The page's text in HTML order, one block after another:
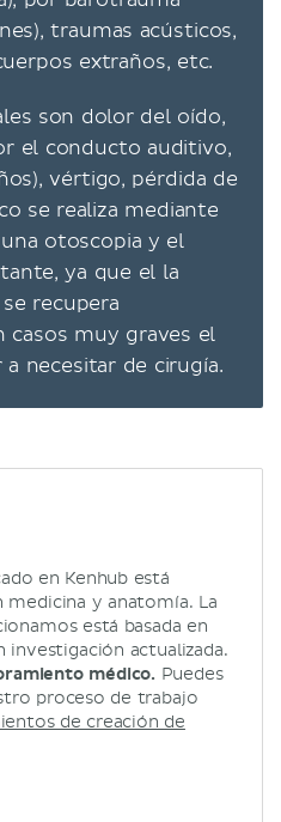
traumas acústicos,
extraños, etc.
son dolor del oído,
el conducto auditivo,
vértigo, pérdida de
se realiza mediante
otoscopia y el
ya que el la
recupera
casos muy graves el
necesitar de cirugía.
en Kenhub está
y anatomía. La
está basada en
investigación actualizada.
médico. Puedes
proceso de trabajo
de creación de